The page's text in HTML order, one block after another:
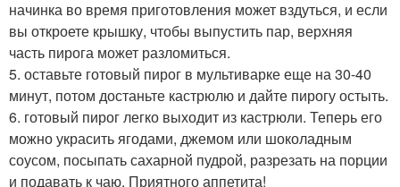
начинка во время приготовления может вздуться, и если
вы откроете крышку, чтобы выпустить пар, верхняя
часть пирога может разломиться.
5. оставьте готовый пирог в мультиварке еще на 30-40
минут, потом достаньте кастрюлю и дайте пирогу остыть.
6. готовый пирог легко выходит из кастрюли. Теперь его
можно украсить ягодами, джемом или шоколадным
соусом, посыпать сахарной пудрой, разрезать на порции
и подавать к чаю. Приятного аппетита!